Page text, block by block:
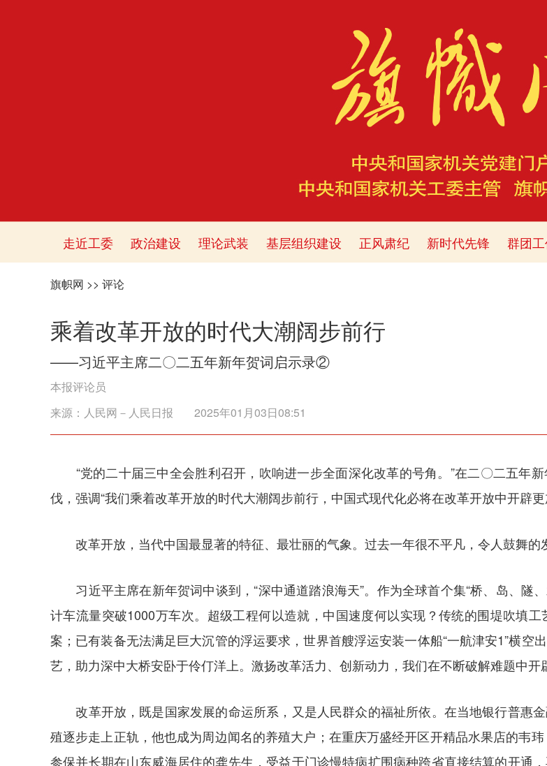
走近工委 政治建设 理论武装 基层组织建设 正风肃纪 新时代先锋 群团
旗帜网 >> 评论
乘着改革开放的时代大潮阔步前行
——习近平主席二〇二五年新年贺词启示录②
本报评论员
来源： 人民网－人民日报 2025年01月03日08:51
“党的二十届三中全会胜利召开，吹响进一步全面深化改革的号角。”在二〇二五年
伐，强调“我们乘着改革开放的时代大潮阔步前行，中国式现代化必将在改革开放中开辟更
改革开放，当代中国最显著的特征、最壮丽的气象。过去一年很不平凡，令人鼓舞的
习近平主席在新年贺词中谈到，“深中通道踏浪海天”。作为全球首个集“桥、岛、隧
计车流量突破1000万车次。超级工程何以造就，中国速度何以实现？传统的围堤吹填
案；已有装备无法满足巨大沉管的浮运要求，世界首艘浮运安装一体船“一航津安1”横
艺，助力深中大桥安卧于伶仃洋上。激扬改革活力、创新动力，我们在不断破解难题中开
改革开放，既是国家发展的命运所系，又是人民群众的福祉所依。在当地银行普惠
殖逐步走上正轨，他也成为周边闻名的养殖大户；在重庆万盛经开区开精品水果店的韦
参保并长期在山东威海居住的龚先生，受益于门诊慢特病扩围病种跨省直接结算的开通